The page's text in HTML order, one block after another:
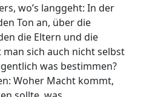
wo’s langgeht: In der
Ton an, über die
die Eltern und die
sich auch nicht selbst
was bestimmen?
Woher Macht kommt,